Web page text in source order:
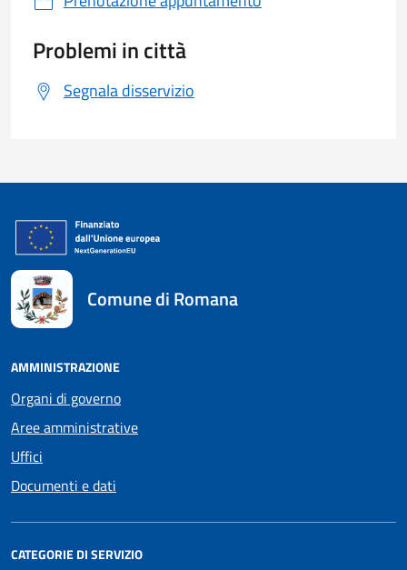
Problemi in città
Segnala disservizio
Comune di Romana
AMMINISTRAZIONE
Organi di governo
Aree amministrative
Uffici
Documenti e dati
CATEGORIE DI SERVIZIO